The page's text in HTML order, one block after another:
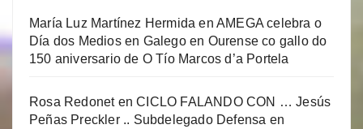
María Luz Martínez Hermida enAMEGA celebra o
Día dos Medios en Galego en Ourense co gallo do
150 aniversario de O Tío Marcos d’a Portela
Rosa RedonetenCICLO FALANDO CON … Jesús
Peñas Preckler .. Subdelegado Defensa en